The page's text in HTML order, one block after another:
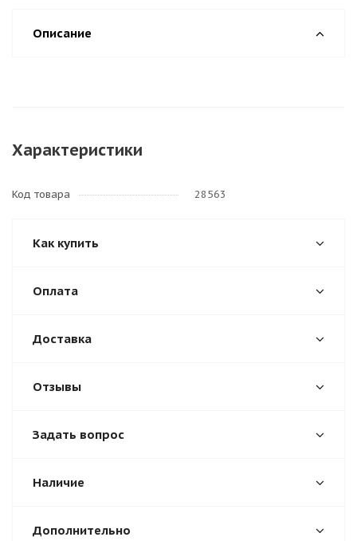
Описание
Характеристики
Код товара 28563
Как купить
Оплата
Доставка
Отзывы
Задать вопрос
Наличие
Дополнительно